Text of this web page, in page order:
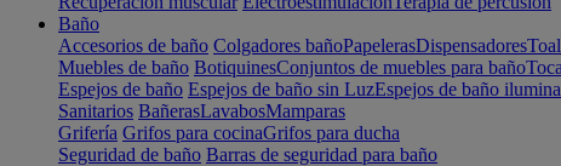
Baño
Accesorios de baño Colgadores bañoPapelerasDispensadores
Muebles de baño BotiquinesConjuntos de muebles para baño
Espejos de baño Espejos de baño sin LuzEspejos de baño
Sanitarios BañerasLavabosMamparas
Grifería Grifos para cocinaGrifos para ducha
Seguridad de baño Barras de seguridad para baño